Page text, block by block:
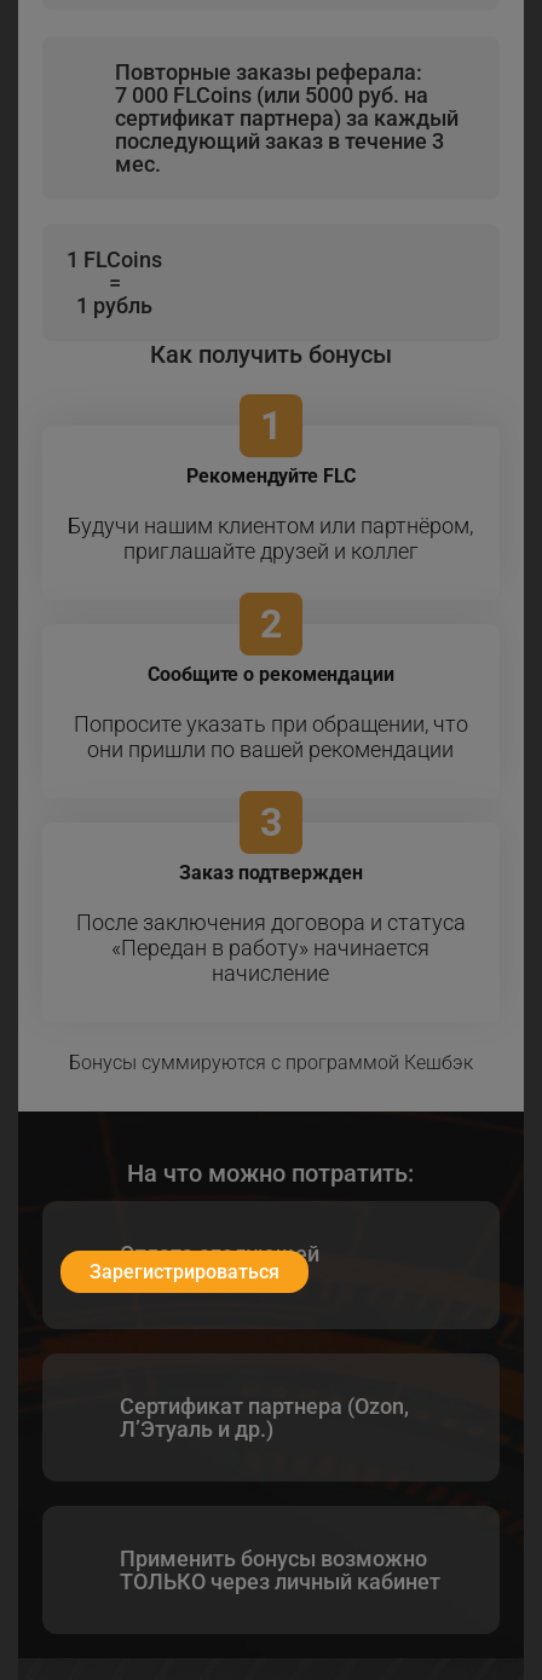
Повторные заказы реферала:
7 000 FLCoins (или 5000 руб. на
сертификат партнера) за каждый
последующий заказ в течение 3
мес.
1 FLCoins
=
1 рубль
Как получить бонусы
1
Рекомендуйте FLC
Будучи нашим клиентом или партнёром,
приглашайте друзей и коллег
2
Сообщите о рекомендации
Попросите указать при обращении, что
они пришли по вашей рекомендации
3
Заказ подтвержден
После заключения договора и статуса
«Передан в работу» начинается
начисление
Бонусы суммируются с программой Кешбэк
На что можно потратить:
Оплата следующей
грузоперевозки
Сертификат партнера (Ozon,
Л’Этуаль и др.)
Применить бонусы возможно
ТОЛЬКО через личный кабинет
Зарегистрироваться